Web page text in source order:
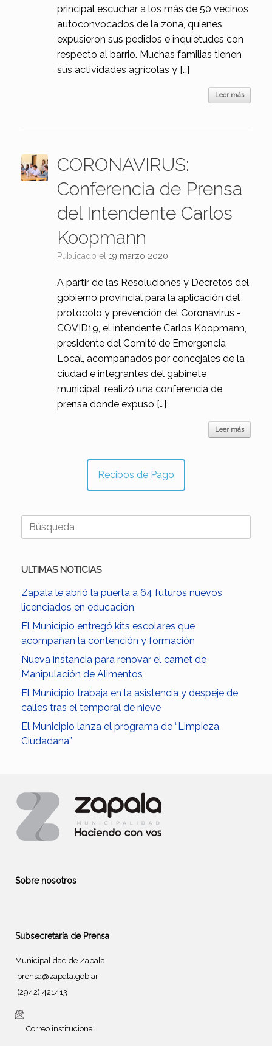
principal escuchar a los más de 50 vecinos
autoconvocados de la zona, quienes
expusieron sus pedidos e inquietudes con
respecto al barrio. Muchas familias tienen
sus actividades agrícolas y […]
Leer más
CORONAVIRUS:
Conferencia de Prensa
del Intendente Carlos
Koopmann
Publicado el 19 marzo 2020
A partir de las Resoluciones y Decretos del
gobierno provincial para la aplicación del
protocolo y prevención del Coronavirus -
COVID19, el intendente Carlos Koopmann,
presidente del Comité de Emergencia
Local, acompañados por concejales de la
ciudad e integrantes del gabinete
municipal, realizó una conferencia de
prensa donde expuso […]
Leer más
Recibos de Pago
Buscar:
ULTIMAS NOTICIAS
Zapala le abrió la puerta a 64 futuros nuevos
licenciados en educación
El Municipio entregó kits escolares que
acompañan la contención y formación
Nueva instancia para renovar el carnet de
Manipulación de Alimentos
El Municipio trabaja en la asistencia y despeje de
calles tras el temporal de nieve
El Municipio lanza el programa de “Limpieza
Ciudadana”
Sobre nosotros
Subsecretaría de Prensa
Municipalidad de Zapala
prensa@zapala.gob.ar
(2942) 421413
Correo institucional